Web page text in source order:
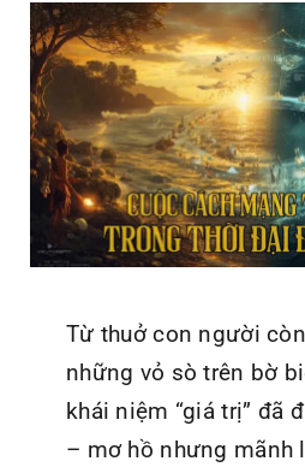
Từ thuở con người
những vỏ sò trên bờ
khái niệm “giá trị” đã
– mơ hồ nhưng mãnh